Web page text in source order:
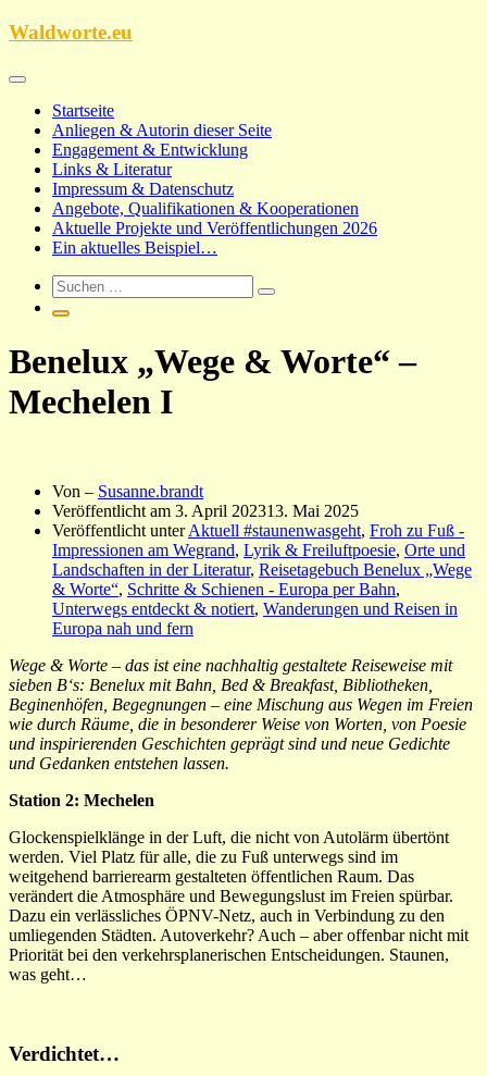
Zum
Waldworte.eu
Startseite
Anliegen & Autorin dieser Seite
Engagement & Entwicklung
Links & Literatur
Impressum & Datenschutz
Angebote, Qualifikationen & Kooperationen
Aktuelle Projekte und Veröffentlichungen 2026
Ein aktuelles Beispiel…
Benelux „Wege & Worte“ –
Mechelen I
Von – Susanne.brandt
Veröffentlicht am 3. April 202313. Mai 2025
Veröffentlicht unterAktuell #staunenwasgeht, Froh zu Fuß -
Impressionen am Wegrand, Lyrik & Freiluftpoesie, Orte und
Landschaften in der Literatur, Reisetagebuch Benelux „Wege
& Worte“, Schritte & Schienen - Europa per Bahn,
Unterwegs entdeckt & notiert, Wanderungen und Reisen in
Europa nah und fern
Wege & Worte – das ist eine nachhaltig gestaltete Reiseweise mit
sieben B‘s: Benelux mit Bahn, Bed & Breakfast, Bibliotheken,
Beginenhöfen, Begegnungen – eine Mischung aus Wegen im Freien
wie durch Räume, die in besonderer Weise von Worten, von Poesie
und inspirierenden Geschichten geprägt sind und neue Gedichte
und Gedanken entstehen lassen.
Station 2: Mechelen
Glockenspielklänge in der Luft, die nicht von Autolärm übertönt
werden. Viel Platz für alle, die zu Fuß unterwegs sind im
weitgehend barrierearm gestalteten öffentlichen Raum. Das
verändert die Atmosphäre und Bewegungslust im Freien spürbar.
Dazu ein verlässliches ÖPNV-Netz, auch in Verbindung zu den
umliegenden Städten. Autoverkehr? Auch – aber offenbar nicht mit
Priorität bei den verkehrsplanerischen Entscheidungen. Staunen,
was geht…
Verdichtet…